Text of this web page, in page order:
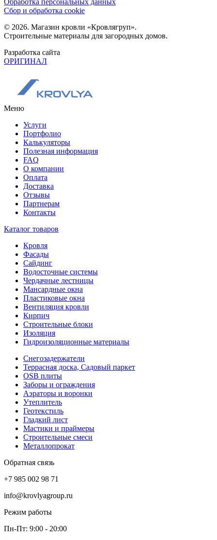
Сбор и обработка cookie
© 2026. Магазин кровли «Кровлягруп».
Строительные материалы для загородных домов.
Разработка сайта
ОРИГИНАЛ
Меню
Услуги
Портфолио
Калькуляторы
Полезная информация
FAQ
О компании
Оплата
Доставка
Отзывы
Партнерам
Контакты
Каталог товаров
Кровля
Фасады
Сайдинг
Водосточные системы
Чердачные лестницы
Мансардные окна
Пластиковые окна
Вентиляция кровли
Кирпич
Строительные блоки
Изоляция
Гидроизоляционные материалы
Снегозадержатели
Террасная доска, Садовый паркет
OSB плиты
Заборы и ограждения
Аэраторы и воронки
Утеплитель
Геотекстиль
Гладкий лист
Мастики и праймеры
Строительные смеси
Металлопрокат
Обратная связь
+7 985 002 98 71
info@krovlyagroup.ru
Режим работы
Пн-Пт: 9:00 - 20:00